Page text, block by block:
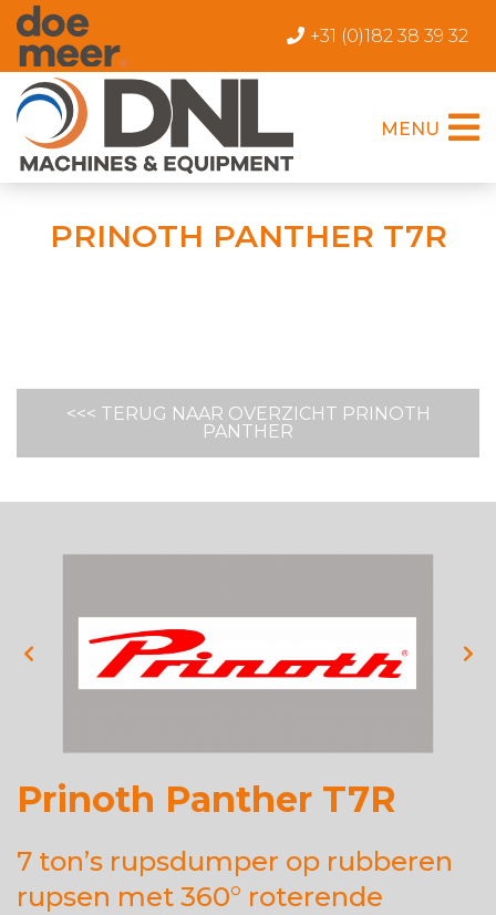
+31 (0)182 38 39 32
MENU
PRINOTH PANTHER T7R
<<< TERUG NAAR OVERZICHT PRINOTH
PANTHER
Prinoth Panther T7R
7 ton’s rupsdumper op rubberen
rupsen met 360° roterende